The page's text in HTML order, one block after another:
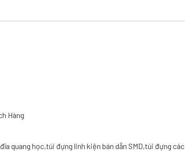
Hàng
quang học,túi đựng linh kiện bán dẫn SMD,túi đựng các